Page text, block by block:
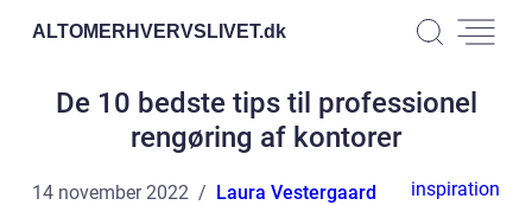
ALTOMERHVERVSLIVET.dk
De 10 bedste tips til professionel
rengøring af kontorer
14 november 2022 Laura Vestergaard inspiration